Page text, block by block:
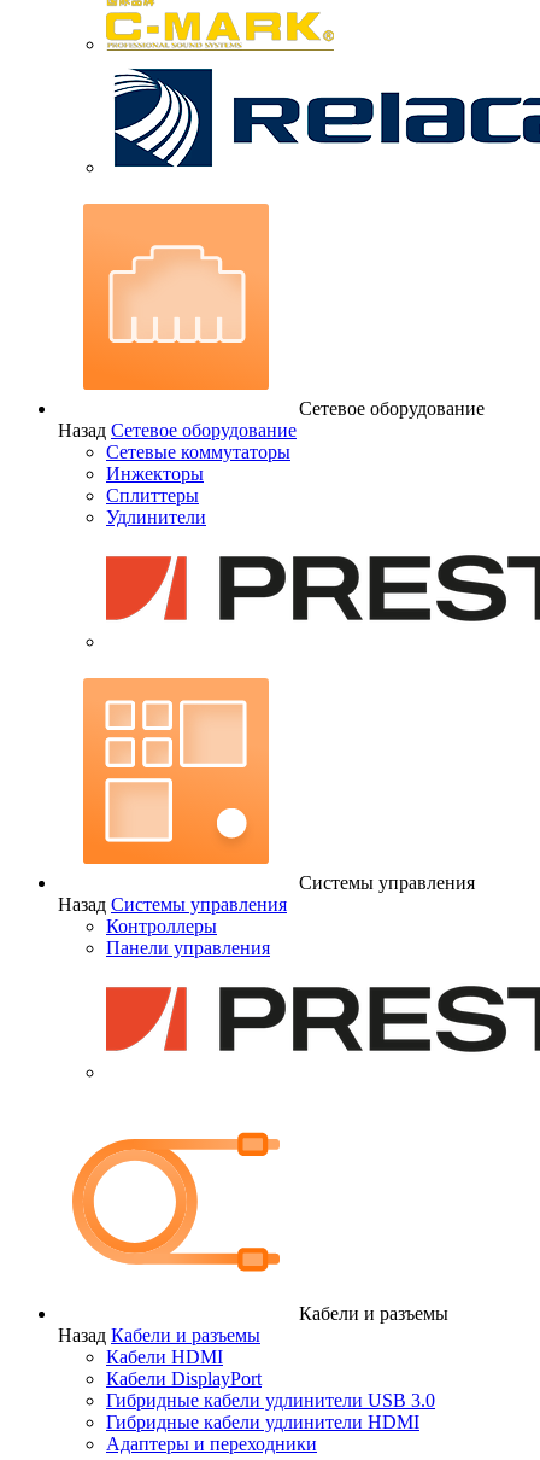
Сетевое оборудование
Назад Сетевое оборудование
Сетевые коммутаторы
Инжекторы
Сплиттеры
Удлинители
Системы управления
Назад Системы управления
Контроллеры
Панели управления
Кабели и разъемы
Назад Кабели и разъемы
Кабели HDMI
Кабели DisplayPort
Гибридные кабели удлинители USB 3.0
Гибридные кабели удлинители HDMI
Адаптеры и переходники